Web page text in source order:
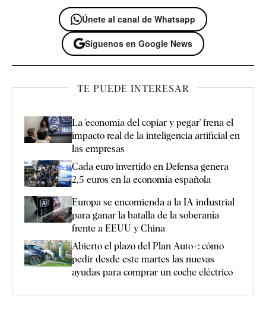
Únete al canal de Whatsapp
Síguenos en Google News
TE PUEDE INTERESAR
La 'economía del copiar y pegar' frena el
impacto real de la inteligencia artificial en
las empresas
Cada euro invertido en Defensa genera
2,5 euros en la economía española
Europa se encomienda a la IA industrial
para ganar la batalla de la soberanía
frente a EEUU y China
Abierto el plazo del Plan Auto+: cómo
pedir desde este martes las nuevas
ayudas para comprar un coche eléctrico